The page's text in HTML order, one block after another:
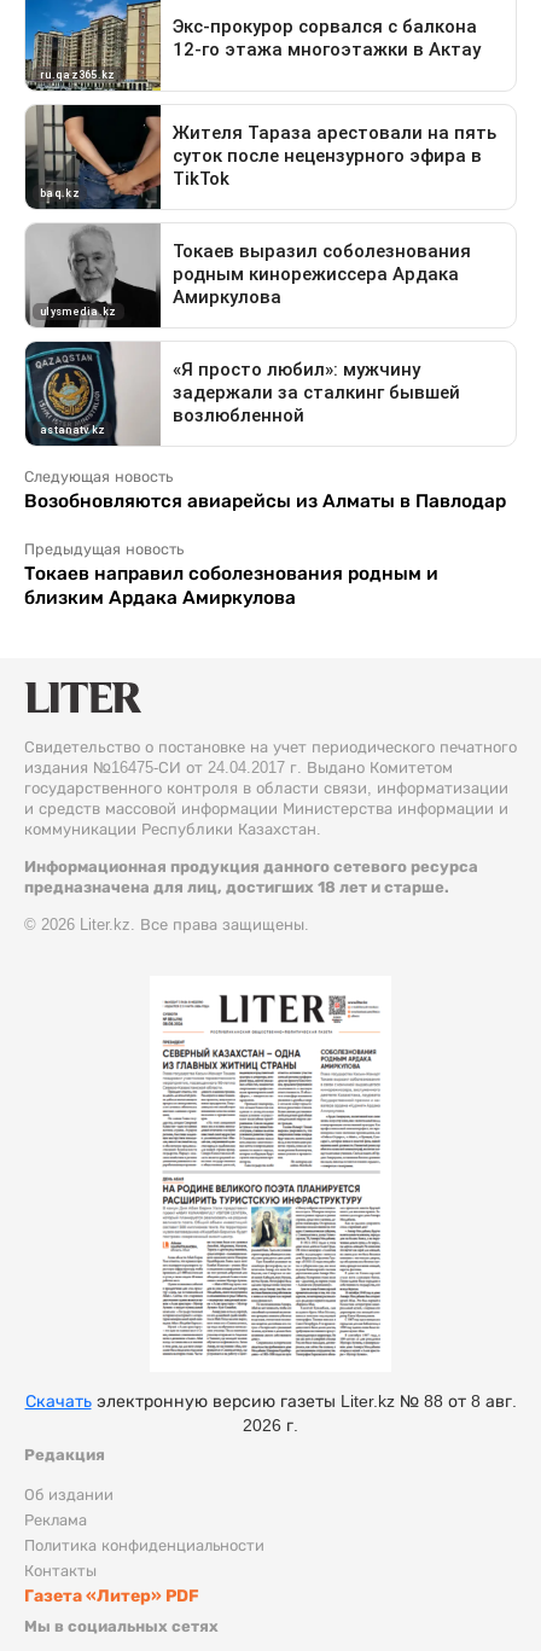
Следующая новость
Возобновляются авиарейсы из Алматы в Павлодар
Предыдущая новость
Токаев направил соболезнования родным и
близким Ардака Амиркулова
Свидетельство о постановке на учет периодического печатного
издания №16475-СИ от 24.04.2017 г. Выдано Комитетом
государственного контроля в области связи, информатизации
и средств массовой информации Министерства информации и
коммуникации Республики Казахстан.
Информационная продукция данного сетевого ресурса
предназначена для лиц, достигших 18 лет и старше.
© 2026 Liter.kz. Все права защищены.
Редакция
Об издании
Реклама
Политика конфиденциальности
Контакты
Газета «Литер» PDF
Мы в социальных сетях
Скачатьэлектронную версию газеты Liter.kz № 88 от 8 авг.
2026 г.